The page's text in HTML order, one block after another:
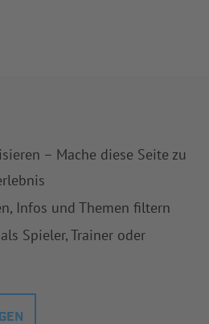
– Mache diese Seite zu
Infos und Themen filtern
Spieler, Trainer oder